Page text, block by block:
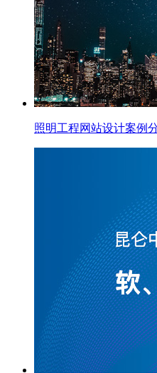
照明工程网站设计案例